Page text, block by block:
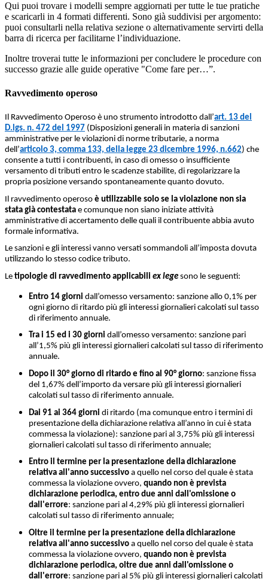
Qui puoi trovare i modelli sempre aggiornati per tutte le tue pratiche
e scaricarli in 4 formati differenti. Sono già suddivisi per argomento:
puoi consultarli nella relativa sezione o alternativamente servirti della
barra di ricerca per facilitarne l’individuazione.
Inoltre troverai tutte le informazioni per concludere le procedure con
successo grazie alle guide operative "Come fare per…”.
Ravvedimento operoso
Il Ravvedimento Operoso è uno strumento introdotto dall’art. 13 del
D.lgs. n. 472 del 1997 (Disposizioni generali in materia di sanzioni
amministrative per le violazioni di norme tributarie, a norma
dell’articolo 3, comma 133, della legge 23 dicembre 1996, n.662) che
consente a tutti i contribuenti, in caso di omesso o insufficiente
versamento di tributi entro le scadenze stabilite, di regolarizzare la
propria posizione versando spontaneamente quanto dovuto.
Il ravvedimento operoso è utilizzabile solo se la violazione non sia
stata già contestata e comunque non siano iniziate attività
amministrative di accertamento delle quali il contribuente abbia avuto
formale informativa.
Le sanzioni e gli interessi vanno versati sommandoli all’imposta dovuta
utilizzando lo stesso codice tributo.
Le tipologie di ravvedimento applicabili ex lege sono le seguenti:
Entro 14 giorni dall’omesso versamento: sanzione allo 0,1% per
ogni giorno di ritardo più gli interessi giornalieri calcolati sul tasso
di riferimento annuale.
Tra i 15 ed i 30 giorni dall’omesso versamento: sanzione pari
all’1,5% più gli interessi giornalieri calcolati sul tasso di riferimento
annuale.
Dopo il 30° giorno di ritardo e fino al 90° giorno: sanzione fissa
del 1,67% dell’importo da versare più gli interessi giornalieri
calcolati sul tasso di riferimento annuale.
Dai 91 ai 364 giorni di ritardo (ma comunque entro i termini di
presentazione della dichiarazione relativa all’anno in cui è stata
commessa la violazione): sanzione pari al 3,75% più gli interessi
giornalieri calcolati sul tasso di riferimento annuale;
Entro il termine per la presentazione della dichiarazione
relativa all'anno successivo a quello nel corso del quale è stata
commessa la violazione ovvero, quando non è prevista
dichiarazione periodica, entro due anni dall'omissione o
dall'errore: sanzione pari al 4,29% più gli interessi giornalieri
calcolati sul tasso di riferimento annuale;
Oltre il termine per la presentazione della dichiarazione
relativa all'anno successivo a quello nel corso del quale è stata
commessa la violazione ovvero, quando non è prevista
dichiarazione periodica, oltre due anni dall'omissione o
dall'errore: sanzione pari al 5% più gli interessi giornalieri calcolati